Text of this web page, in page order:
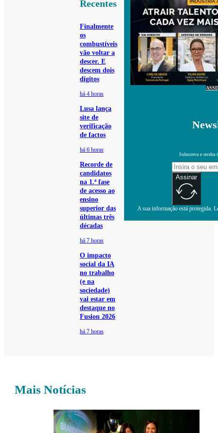
Recentes
Finalmente
os
combustíveis
vão voltar a
descer. E
descem dois
dígitos
há 4 horas
Lusa lança
site de
verificação
de factos
há 6 horas
Recorde de
candidatos
na 1.ª fase
de acesso ao
ensino
superior das
últimas três
décadas
há 7 horas
O impacto
social da IA
no trabalho
(e na
sociedade)
vai estar em
destaque no
Fusion 2026
há 7 horas
Subscreva e receba
Assinar
A sua informação está protegida.
Mais Notícias